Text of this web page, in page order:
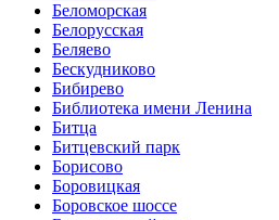
Беломорская
Белорусская
Беляево
Бескудниково
Бибирево
Библиотека имени Ленина
Битца
Битцевский парк
Борисово
Боровицкая
Боровское шоссе